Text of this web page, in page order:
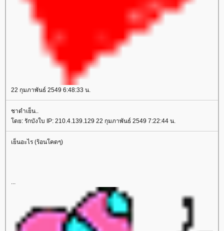
22 กุมภาพันธ์ 2549 6:48:33 น.
ชาดำเย็น..
ดย: รักบังใบ IP: 210.4.139.129 22 กุมภาพันธ์ 2549 7:22:44 น.
เย็นอะไร (ร้อนโคดๆ)
...